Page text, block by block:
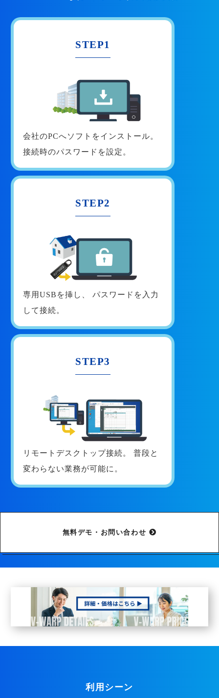
STEP1
会社のPCへソフトをインストール。
接続時のパスワードを設定。
STEP2
専用USBを挿し、
パスワードを入力
して接続。
STEP3
リモートデスクトップ接続。
普段と
変わらない業務が可能に。
無料デモ・お問い合わせ
利用シーン